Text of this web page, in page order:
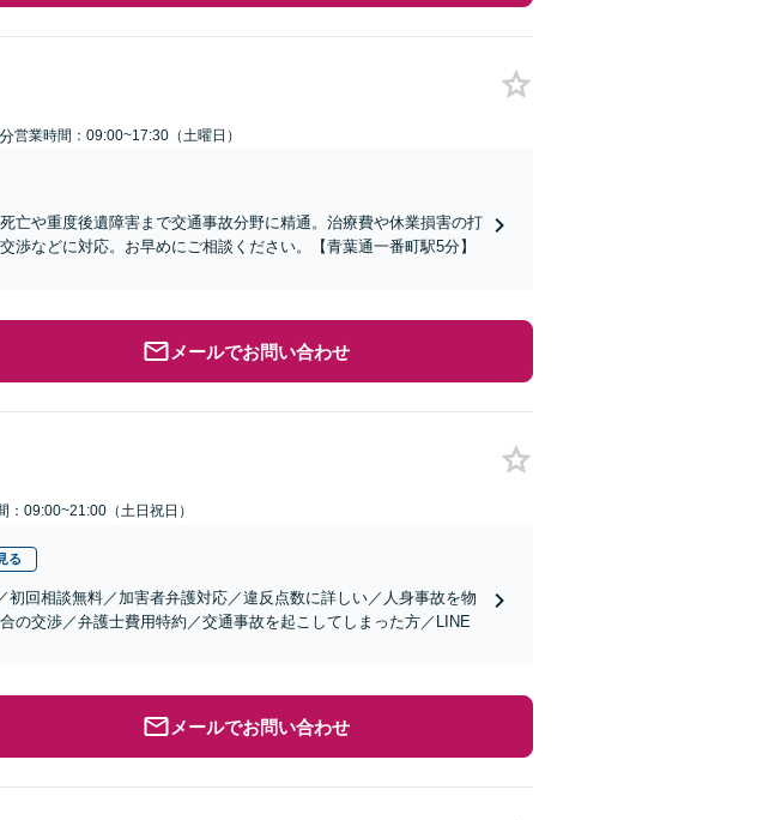
営業時間：09:00~17:30（土曜日）
亡や重度後遺障害まで交通事故分野に精通。治療費や休業損害の打
などに対応。お早めにご相談ください。【青葉通一番町駅5分】
メールでお問い合わせ
：09:00~21:00（土日祝日）
る
初回相談無料／加害者弁護対応／違反点数に詳しい／人身事故を物
の交渉／弁護士費用特約／交通事故を起こしてしまった方／LINE
メールでお問い合わせ